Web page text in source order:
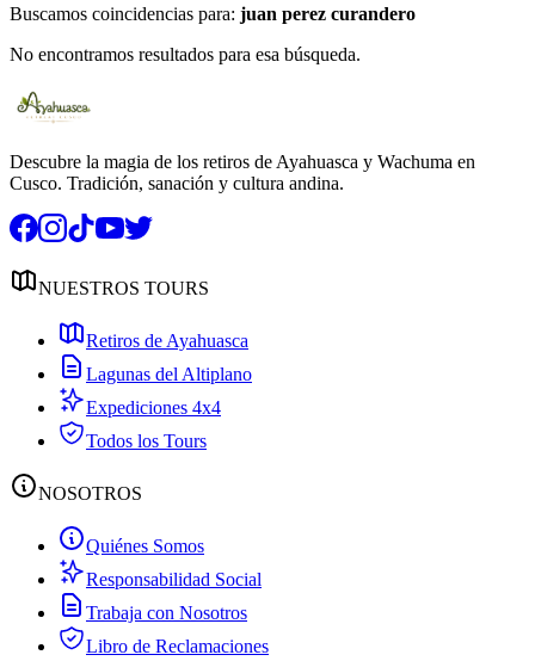
Buscamos coincidencias para: juan perez curandero
No encontramos resultados para esa búsqueda.
Descubre la magia de los retiros de Ayahuasca y Wachuma en
Cusco. Tradición, sanación y cultura andina.
NUESTROS TOURS
Retiros de Ayahuasca
Lagunas del Altiplano
Expediciones 4x4
Todos los Tours
NOSOTROS
Quiénes Somos
Responsabilidad Social
Trabaja con Nosotros
Libro de Reclamaciones